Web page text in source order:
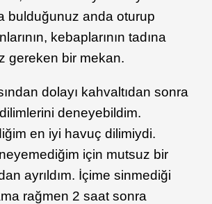
bulduğunuz anda oturup
kebaplarının tadına
gereken bir mekan.
dolayı kahvaltıdan sonra
deneyebildim.
en iyi havuç dilimiydi.
için mutsuz bir
ayrıldım. İçime sinmediği
rağmen 2 saat sonra